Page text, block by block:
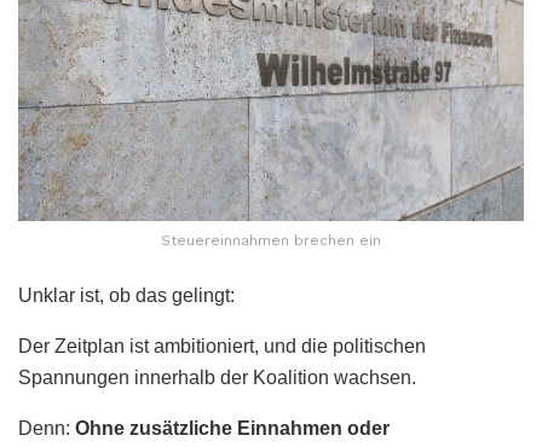
Steuereinnahmen brechen ein
Unklar ist, ob das gelingt:
Der Zeitplan ist ambitioniert, und die politischen
Spannungen innerhalb der Koalition wachsen.
Denn: Ohne zusätzliche Einnahmen oder